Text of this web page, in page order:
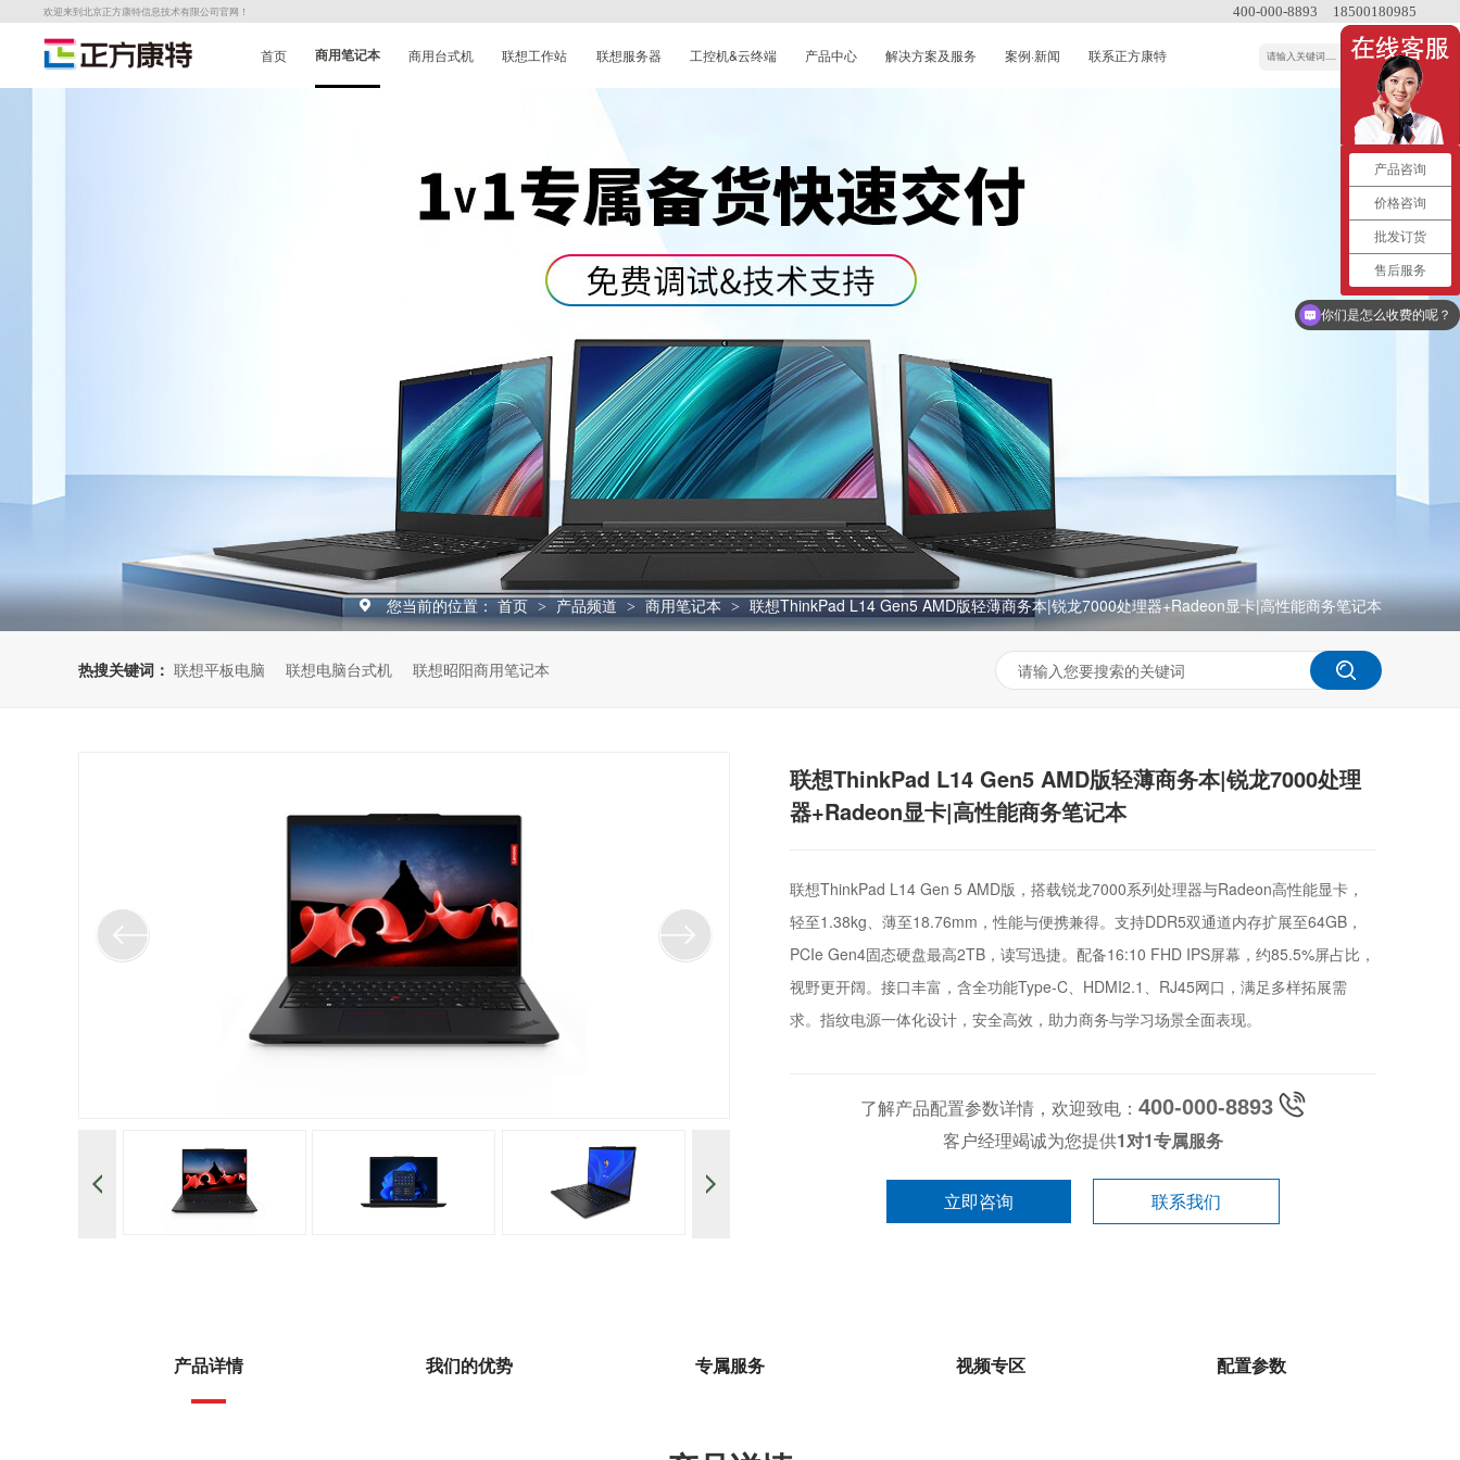
欢迎来到北京正方康特信息技术有限公司官网！ 400-000-8893 18500180985
首页 商用笔记本 商用台式机 联想工作站 联想服务器 工控机&云终端 产品中心 解决方案及服务 案例·新闻 联系正方康特
您当前的位置： 首页 > 产品频道 > 商用笔记本 > 联想ThinkPad L14 Gen5 AMD版轻薄商务本|锐龙7000处理器+Radeon显卡|高性能商务笔记本
热搜关键词： 联想平板电脑 联想电脑台式机 联想昭阳商用笔记本
联想ThinkPad L14 Gen5 AMD版轻薄商务本|锐龙7000处理
器+Radeon显卡|高性能商务笔记本
联想ThinkPad L14 Gen 5 AMD版，搭载锐龙7000系列处理器与Radeon高性能显卡，
轻至1.38kg、薄至18.76mm，性能与便携兼得。支持DDR5双通道内存扩展至64GB，
PCIe Gen4固态硬盘最高2TB，读写迅捷。配备16:10 FHD IPS屏幕，约85.5%屏占比，
视野更开阔。接口丰富，含全功能Type-C、HDMI2.1、RJ45网口，满足多样拓展需
求。指纹电源一体化设计，安全高效，助力商务与学习场景全面表现。
了解产品配置参数详情，欢迎致电： 400-000-8893
客户经理竭诚为您提供1对1专属服务
立即咨询 联系我们
产品详情 我们的优势 专属服务 视频专区 配置参数
产品咨询
价格咨询
批发订货
售后服务
现在有优惠活动么？